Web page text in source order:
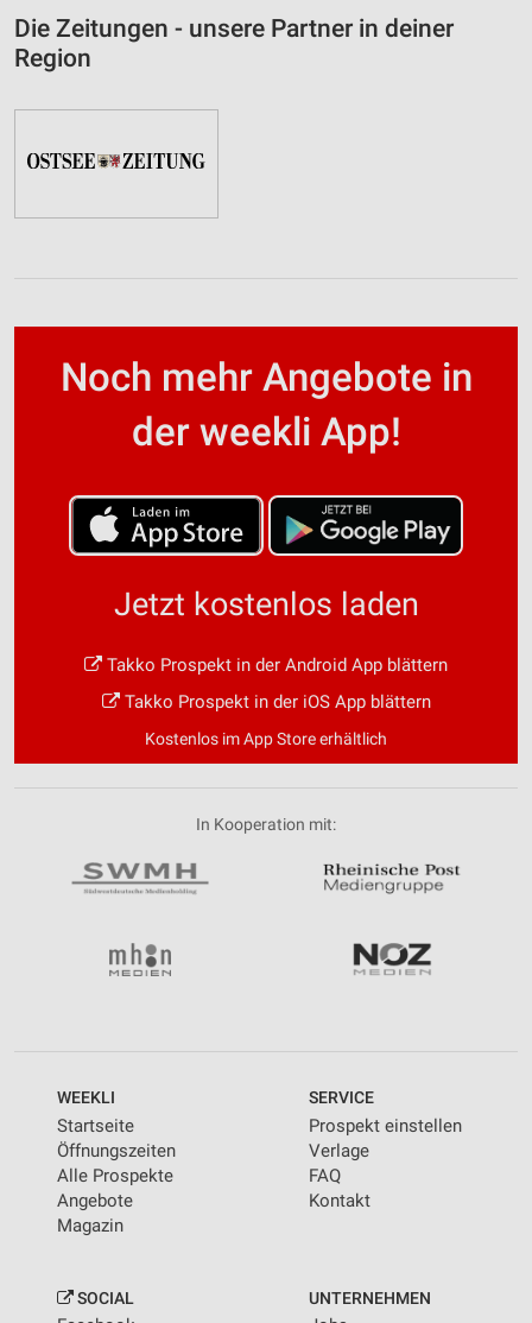
Die Zeitungen - unsere Partner in deiner
Region
Noch mehr Angebote in
der weekli App!
Jetzt kostenlos laden
Takko Prospekt in der Android App blättern
Takko Prospekt in der iOS App blättern
Kostenlos im App Store erhältlich
In Kooperation mit:
WEEKLI
Startseite
Öffnungszeiten
Alle Prospekte
Angebote
Magazin
SERVICE
Prospekt einstellen
Verlage
FAQ
Kontakt
SOCIAL UNTERNEHMEN